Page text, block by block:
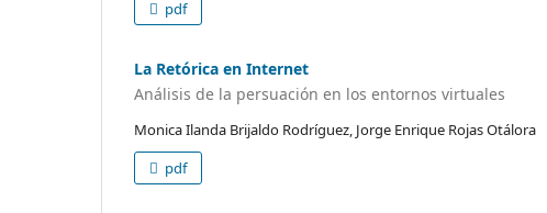
pdf
La Retórica en Internet
Análisis de la persuación en los entornos virtuales
Monica Ilanda Brijaldo Rodríguez, Jorge Enrique Rojas Otálora
pdf